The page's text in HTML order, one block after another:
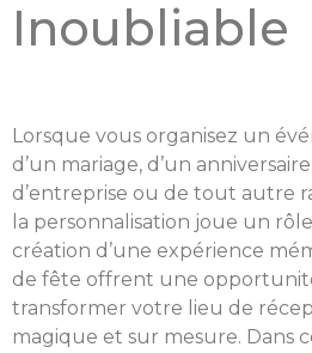
Inoubliable
Lorsque vous organisez un
d’un mariage, d’un
d’entreprise ou de tout autre
la personnalisation joue un
création d’une expérience
de fête offrent une
transformer votre lieu de
magique et sur mesure. Dans